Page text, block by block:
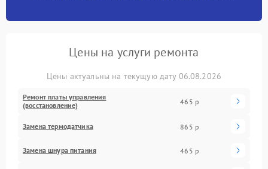
Цены на услуги ремонта
Цены актуальны на текущую дату 06.08.2026
Ремонт платы управления
(восстановление)
465 р
Замена термодатчика 865 р
Замена шнура питания 465 р